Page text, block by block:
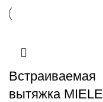
Встраиваемая
вытяжка MIELE